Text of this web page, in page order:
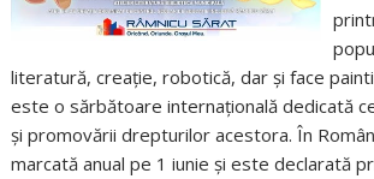
literatură, creație, robotică, dar și face
este o sărbătoare internațională dedicată
și promovării drepturilor acestora. În
marcată anual pe 1 iunie și este declarată